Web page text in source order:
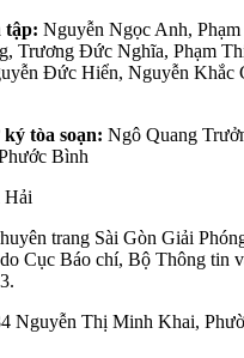
tập: Nguyễn Ngọc Anh,
Trương Đức Nghĩa, Phạm
Đức Hiển, Nguyễn Khắc
tòa soạn: Ngô Quang
Bình
Hải
trang Sài Gòn Giải
Cục Báo chí, Bộ Thông tin
Nguyễn Thị Minh Khai,